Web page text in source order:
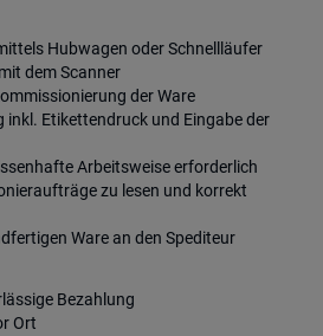
Hubwagen oder Schnellläufer
dem Scanner
der Ware
inkl. Etikettendruck und Eingabe der
Arbeitsweise erforderlich
zu lesen und korrekt
Ware an den Spediteur
Bezahlung
Ort